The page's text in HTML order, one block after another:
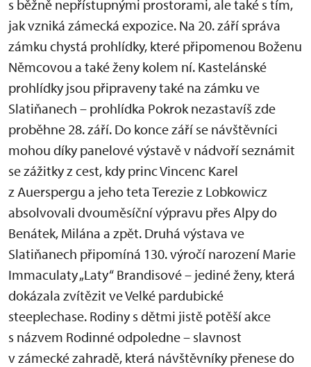
s běžně nepřístupnými prostorami, ale také s tím,
jak vzniká zámecká expozice. Na 20. září správa
zámku chystá prohlídky, které připomenou Boženu
Němcovou a také ženy kolem ní. Kastelánské
prohlídky jsou připraveny také na zámku ve
Slatiňanech – prohlídka Pokrok nezastavíš zde
proběhne 28. září. Do konce září se návštěvníci
mohou díky panelové výstavě v nádvoří seznámit
se zážitky z cest, kdy princ Vincenc Karel
z Auerspergu a jeho teta Terezie z Lobkowicz
absolvovali dvouměsíční výpravu přes Alpy do
Benátek, Milána a zpět. Druhá výstava ve
Slatiňanech připomíná 130. výročí narození Marie
Immaculaty „Laty“ Brandisové – jediné ženy, která
dokázala zvítězit ve Velké pardubické
steeplechase. Rodiny s dětmi jistě potěší akce
s názvem Rodinné odpoledne – slavnost
v zámecké zahradě, která návštěvníky přenese do